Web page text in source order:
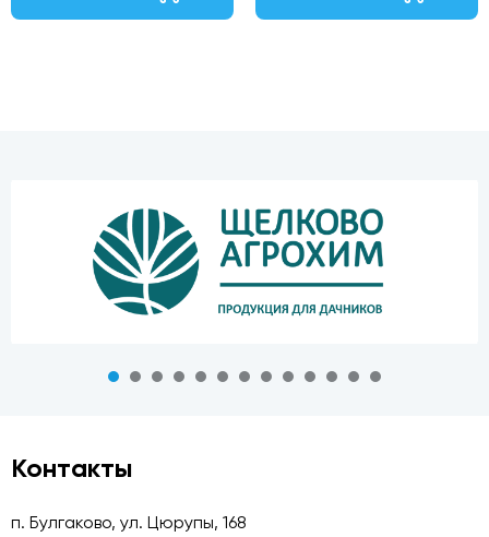
Контакты
п. Булгаково, ул. Цюрупы, 168